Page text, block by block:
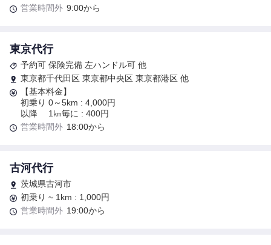
営業時間外 9:00から
東京代行
予約可 保険完備 左ハンドル可 他
東京都千代田区 東京都中央区 東京都港区 他
【基本料金】
初乗り 0～5km : 4,000円
以降 1㎞毎に : 400円
営業時間外 18:00から
古河代行
茨城県古河市
初乗り ~ 1km : 1,000円
営業時間外 19:00から